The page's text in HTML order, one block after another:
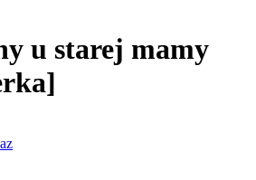
u starej mamy